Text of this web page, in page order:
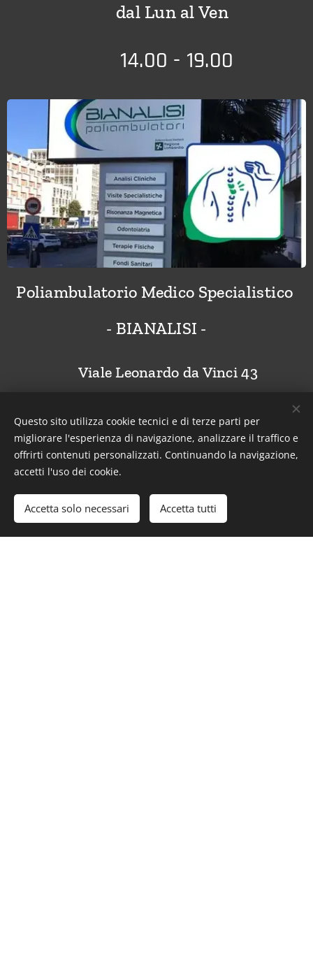
📆 dal Lun al Ven
14.00 - 19.00
Poliambulatorio Medico Specialistico
- BIANALISI -
Viale Leonardo da Vinci 43
Questo sito utilizza cookie tecnici e di terze parti per
migliorare l'esperienza di navigazione, analizzare il traffico e
offrirti contenuti personalizzati. Continuando la navigazione,
accetti l'uso dei cookie.
Accetta solo necessari Accetta tutti